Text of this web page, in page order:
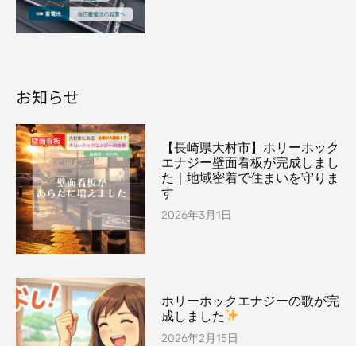
お知らせ
【長崎県大村市】ホリーホック
エナジー壁面看板が完成しまし
た｜地域密着で住まいを守りま
す
2026年3月1日
ホリーホックエナジーの歌が完
成しました
2026年2月15日